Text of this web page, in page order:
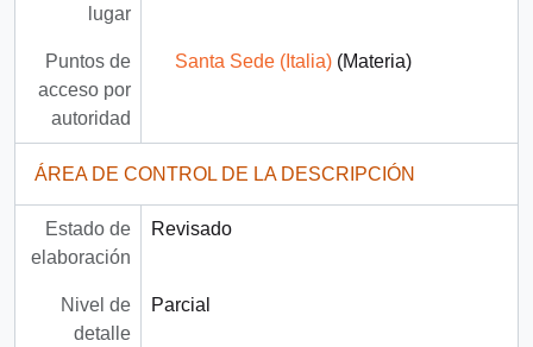
lugar
Puntos de
acceso por
autoridad
Santa Sede (Italia)(Materia)
ÁREA DE CONTROL DE LA DESCRIPCIÓN
Estado de
elaboración
Revisado
Nivel de
detalle
Parcial